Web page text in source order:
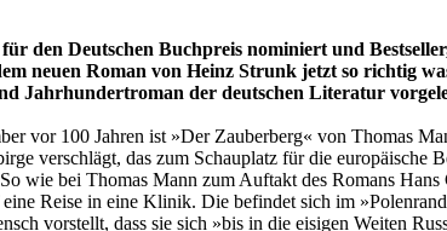
den Deutschen Buchpreis nominiert und
neuen Roman von Heinz Strunk jetzt so richtig
Jahrhundertroman der deutschen Literatur
vor 100 Jahren ist »Der Zauberberg« von Thomas
verschlägt, das zum Schauplatz für die europäische
bei Thomas Mann zum Auftakt des Romans Hans
Reise in eine Klinik. Die befindet sich im
vorstellt, dass sie sich »bis in die eisigen Weiten